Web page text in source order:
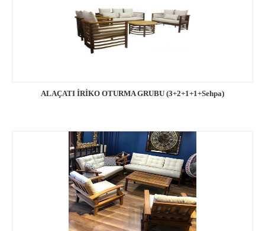
ALAÇATI İRİKO OTURMA GRUBU (3+2+1+1+Sehpa)